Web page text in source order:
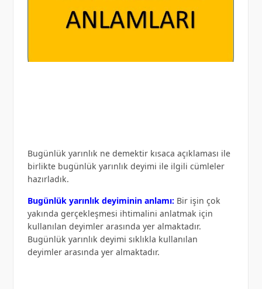
Bugünlük yarınlık ne demektir kısaca açıklaması ile
birlikte bugünlük yarınlık deyimi ile ilgili cümleler
hazırladık.
Bugünlük yarınlık deyiminin anlamı: Bir işin çok
yakında gerçekleşmesi ihtimalini anlatmak için
kullanılan deyimler arasında yer almaktadır.
Bugünlük yarınlık deyimi sıklıkla kullanılan
deyimler arasında yer almaktadır.